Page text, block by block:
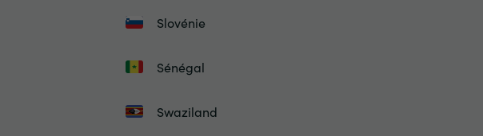
Slovénie
Sénégal
Swaziland